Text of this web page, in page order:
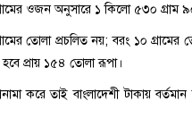
ওজন অনুসারে ১ কিলো ৫৩০ গ্রাম
তোলা প্রচলিত নয়; বরং ১০ গ্রামের
হবে প্রায় ১৫৪ তোলা রূপা।
করে তাই বাংলাদেশী টাকায়